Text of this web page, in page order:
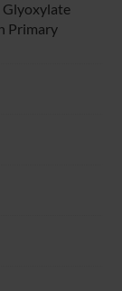
Glyoxylate
Primary